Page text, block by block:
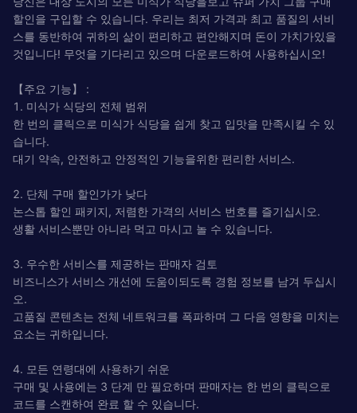
할인을 구입할 수 있습니다. 우리는 최저 가격과 최고 품질의 서비
스를 동반하여 귀하의 삶이 편리하고 편안해지며 돈이 가치가있을
것입니다! 무엇을 기다리고 있으며 다운로드하여 사용하십시오!
【주요 기능】 :
1. 미식가 식당의 전체 범위
한 번의 클릭으로 미식가 식당을 쉽게 찾고 입맛을 만족시킬 수 있
습니다.
대기 약속, 안전하고 안정적인 기능을위한 편리한 서비스.
2. 단체 구매 할인가가 낮다
논스톱 할인 패키지, 저렴한 가격의 서비스 번호를 즐기십시오.
생활 서비스뿐만 아니라 먹고 마시고 놀 수 있습니다.
3. 우수한 서비스를 제공하는 판매자 검토
비즈니스가 서비스 개선에 도움이되도록 경험 정보를 남겨 두십시
오.
고품질 콘텐츠는 전체 네트워크를 폭파하며 그 다음 영향을 미치는
요소는 귀하입니다.
4. 모든 연령대에 사용하기 쉬운
구매 및 사용에는 3 단계 만 필요하며 판매자는 한 번의 클릭으로
코드를 스캔하여 완료 할 수 있습니다.